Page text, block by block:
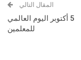
المقال التالي
5 أكتوبر اليوم العالمي
للمعلمين